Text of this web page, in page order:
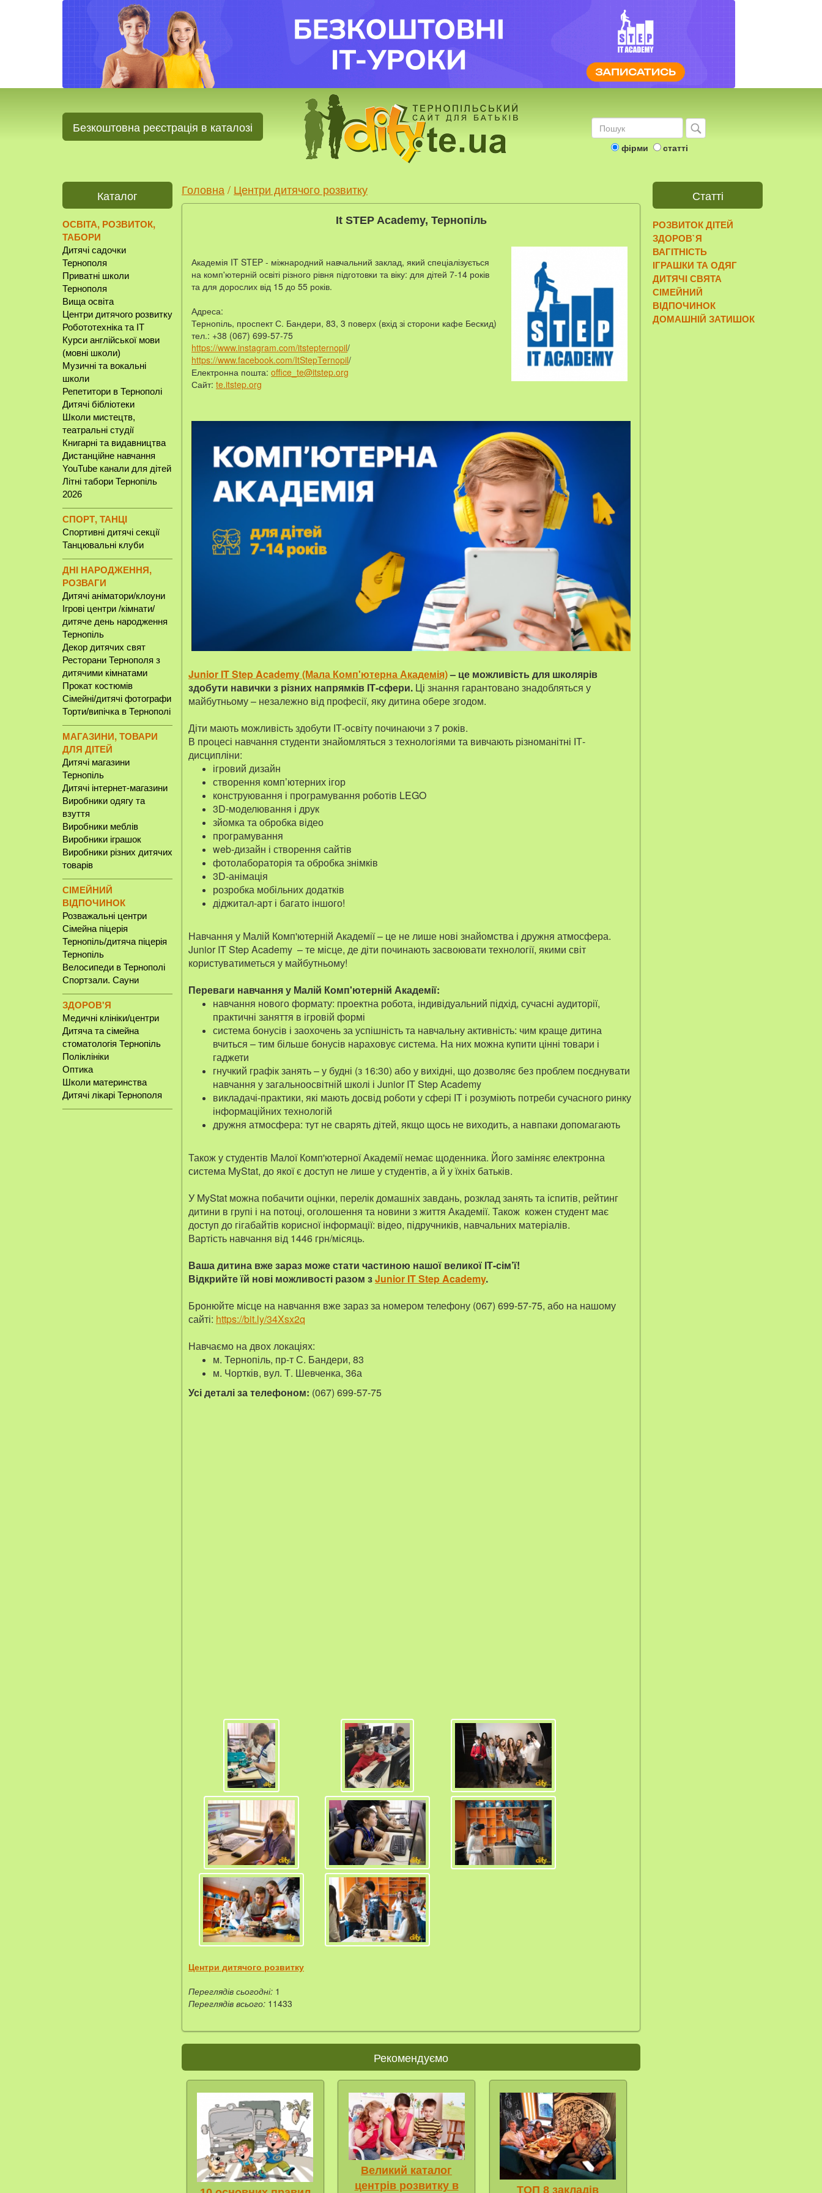
Безкоштовна реєстрація в каталозі
фірми статті
Каталог
ОСВІТА, РОЗВИТОК,
ТАБОРИ
Дитячі садочки
Тернополя
Приватні школи
Тернополя
Вища освіта
Центри дитячого розвитку
Робототехніка та IT
Курси англійської мови
(мовні школи)
Музичні та вокальні
школи
Репетитори в Тернополі
Дитячі бібліотеки
Школи мистецтв,
театральні студії
Книгарні та видавництва
Дистанційне навчання
YouTube канали для дітей
Літні табори Тернопіль
2026
СПОРТ, ТАНЦІ
Спортивні дитячі секції
Танцювальні клуби
ДНІ НАРОДЖЕННЯ,
РОЗВАГИ
Дитячі аніматори/клоуни
Ігрові центри /кімнати/
дитяче день народження
Тернопіль
Декор дитячих свят
Ресторани Тернополя з
дитячими кімнатами
Прокат костюмів
Сімейні/дитячі фотографи
Торти/випічка в Тернополі
МАГАЗИНИ, ТОВАРИ
ДЛЯ ДІТЕЙ
Дитячі магазини
Тернопіль
Дитячі інтернет-магазини
Виробники одягу та
взуття
Виробники меблів
Виробники іграшок
Виробники різних дитячих
товарів
СІМЕЙНИЙ
ВІДПОЧИНОК
Розважальні центри
Сімейна піцерія
Тернопіль/дитяча піцерія
Тернопіль
Велосипеди в Тернополі
Спортзали. Сауни
ЗДОРОВ'Я
Медичні клініки/центри
Дитяча та сімейна
стоматологія Тернопіль
Поліклініки
Оптика
Школи материнства
Дитячі лікарі Тернополя
Головна / Центри дитячого розвитку
It STEP Academy, Тернопіль
Академія IT STEP - міжнародний навчальний заклад, який спеціалізується
на комп'ютерній освіті різного рівня підготовки та віку: для дітей 7-14 років
та для дорослих від 15 до 55 років.
Адреса:
Тернопіль, проспект С. Бандери, 83, 3 поверх (вхід зі сторони кафе Бескид)
тел.: +38 (067) 699-57-75
https://www.instagram.com/itstepternopil/
https://www.facebook.com/ItStepTernopil/
Електронна пошта: office_te@itstep.org
Сайт: te.itstep.org
Junior IT Step Academy (Мала Комп'ютерна Академія)– це можливість для школярів
здобути навички з різних напрямків ІТ-сфери. Ці знання гарантовано знадобляться у
майбутньому – незалежно від професії, яку дитина обере згодом.
Діти мають можливість здобути ІТ-освіту починаючи з 7 років.
В процесі навчання студенти знайомляться з технологіями та вивчають різноманітні ІТ-
дисципліни:
ігровий дизайн
створення комп’ютерних ігор
конструювання і програмування роботів LEGO
3D-моделювання і друк
зйомка та обробка відео
програмування
web-дизайн і створення сайтів
фотолабораторія та обробка знімків
3D-анімація
розробка мобільних додатків
діджитал-арт і багато іншого!
Навчання у Малій Комп'ютерній Академії – це не лише нові знайомства і дружня атмосфера.
Junior IT Step Academy – те місце, де діти починають засвоювати технології, якими світ
користуватиметься у майбутньому!
Переваги навчання у Малій Комп'ютерній Академії:
навчання нового формату: проектна робота, індивідуальний підхід, сучасні аудиторії,
практичні заняття в ігровій формі
система бонусів і заохочень за успішність та навчальну активність: чим краще дитина
вчиться – тим більше бонусів нараховує система. На них можна купити цінні товари і
гаджети
гнучкий графік занять – у будні (з 16:30) або у вихідні, що дозволяє без проблем поєднувати
навчання у загальноосвітній школі і Junior IT Step Academy
викладачі-практики, які мають досвід роботи у сфері ІТ і розуміють потреби сучасного ринку
інформаційних технологій
дружня атмосфера: тут не сварять дітей, якщо щось не виходить, а навпаки допомагають
Також у студентів Малої Комп'ютерної Академії немає щоденника. Його заміняє електронна
система MyStat, до якої є доступ не лише у студентів, а й у їхніх батьків.
У MyStat можна побачити оцінки, перелік домашніх завдань, розклад занять та іспитів, рейтинг
дитини в групі і на потоці, оголошення та новини з життя Академії. Також кожен студент має
доступ до гігабайтів корисної інформації: відео, підручників, навчальних матеріалів.
Вартість навчання від 1446 грн/місяць.
Ваша дитина вже зараз може стати частиною нашої великої ІТ-сім’ї!
Відкрийте їй нові можливості разом зJunior IT Step Academy.
Бронюйте місце на навчання вже зараз за номером телефону (067) 699-57-75, або на нашому
сайті: https://bit.ly/34Xsx2q
Навчаємо на двох локаціях:
м. Тернопіль, пр-т С. Бандери, 83
м. Чортків, вул. Т. Шевченка, 36а
Усі деталі за телефоном: (067) 699-57-75
Центри дитячого розвитку
Переглядів сьогодні: 1
Переглядів всього: 11433
Рекомендуємо
Великий каталог
центрів розвитку в
ТОП 8 закладів
Статті
РОЗВИТОК ДІТЕЙ
ЗДОРОВ`Я
ВАГІТНІСТЬ
ІГРАШКИ ТА ОДЯГ
ДИТЯЧІ СВЯТА
СІМЕЙНИЙ
ВІДПОЧИНОК
ДОМАШНІЙ ЗАТИШОК